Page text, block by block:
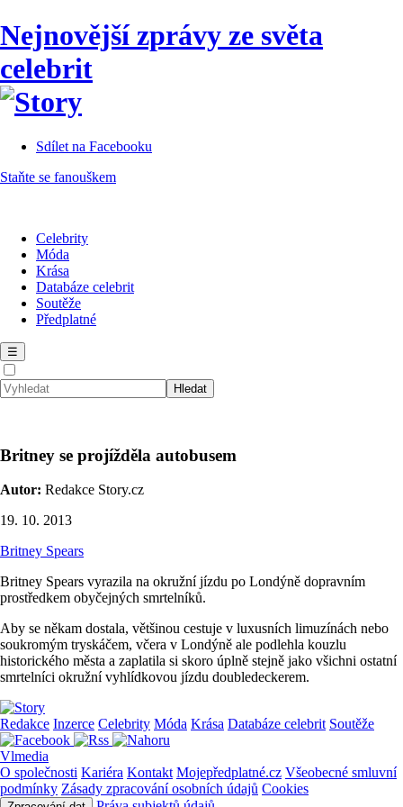
Nejnovější zprávy ze světa
celebrit
Sdílet na Facebooku
Staňte se fanouškem
Celebrity
Móda
Krása
Databáze celebrit
Soutěže
Předplatné
☰
Britney se projížděla autobusem
Autor: Redakce Story.cz
19. 10. 2013
Britney Spears
Britney Spears vyrazila na okružní jízdu po Londýně dopravním
prostředkem obyčejných smrtelníků.
Aby se někam dostala, většinou cestuje v luxusních limuzínách nebo
soukromým tryskáčem, včera v Londýně ale podlehla kouzlu
historického města a zaplatila si skoro úplně stejně jako všichni ostatní
smrtelníci okružní vyhlídkovou jízdu doubledeckerem.
Redakce Inzerce Celebrity Móda Krása Databáze celebrit Soutěže
Vlmedia
O společnosti Kariéra Kontakt Mojepředplatné.cz Všeobecné smluvní
podmínky Zásady zpracování osobních údajů Cookies